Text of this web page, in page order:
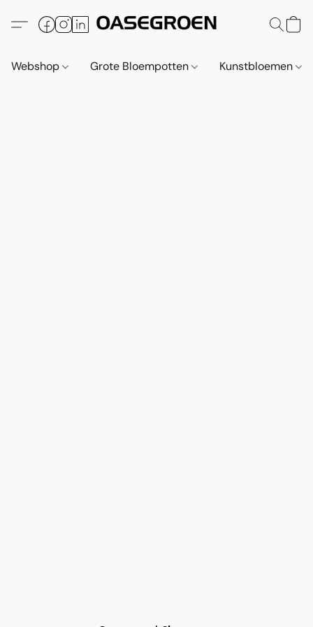
Webshop Grote Bloempotten Kunstbloemen